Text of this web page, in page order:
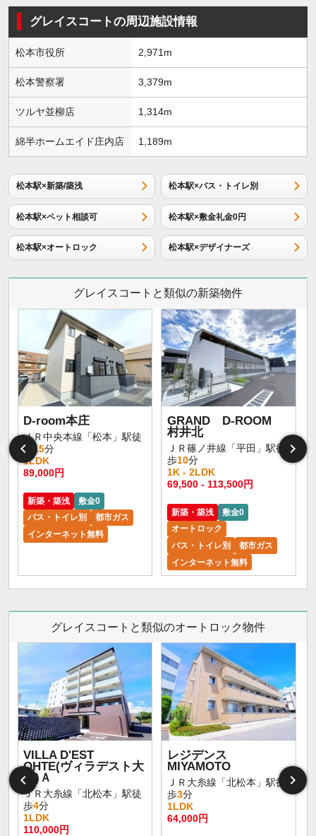
グレイスコートの周辺施設情報
松本市役所 2,971m
松本警察署 3,379m
ツルヤ並柳店 1,314m
綿半ホームエイド庄内店 1,189m
松本駅×新築/築浅 松本駅×バス・トイレ別
松本駅×ペット相談可 松本駅×敷金礼金0円
松本駅×オートロック 松本駅×デザイナーズ
グレイスコートと類似の新築物件
D-room本庄
ＪＲ中央本線「松本」駅徒
歩
15分
1LDK
89,000円
新築・築浅
敷金0
バス・トイレ別
都市ガス
インターネット無料
GRAND D-ROOM
村井北
ＪＲ篠ノ井線「平田」駅徒
歩10分
1K - 2LDK
69,500 - 113,500円
新築・築浅
敷金0
オートロック
バス・トイレ別
都市ガス
インターネット無料
グレイスコートと類似のオートロック物件
VILLA D'EST
OHTE(ヴィラデスト大
手)Ａ
ＪＲ大糸線「北松本」駅徒
歩4分
1LDK
110,000円
レジデンス
MIYAMOTO
ＪＲ大糸線「北松本」駅徒
歩3分
1LDK
64,000円